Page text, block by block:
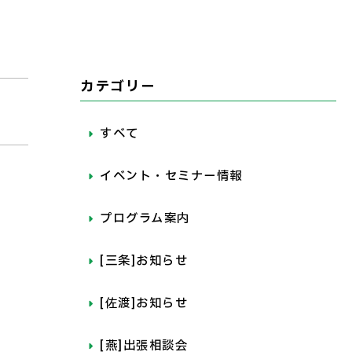
カテゴリー
すべて
イベント・セミナー情報
プログラム案内
[三条]お知らせ
[佐渡]お知らせ
[燕]出張相談会